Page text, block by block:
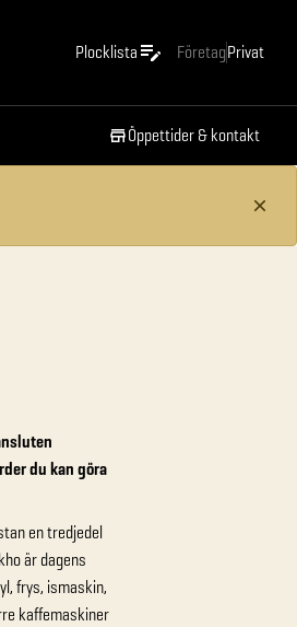
Plocklista FöretagPrivat
Öppettider & kontakt
du kan göra
en tredjedel
är dagens
frys, ismaskin,
kaffemaskiner